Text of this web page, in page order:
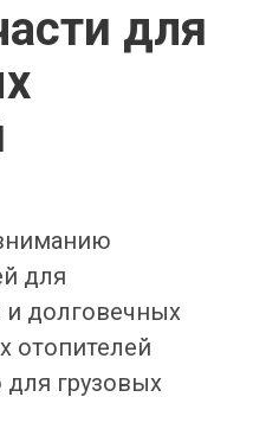
для
для
долговечных
отопителей
для грузовых